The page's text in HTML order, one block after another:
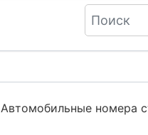
Автомобильные номера